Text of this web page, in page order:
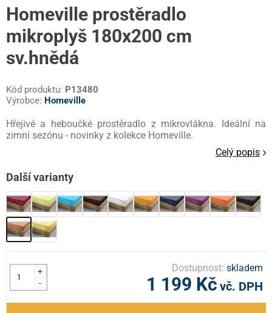
Homeville prostěradlo
mikroplyš 180x200 cm
sv.hnědá
Kód produktu: P13480
Výrobce: Homeville
Hřejivé a heboučké prostěradlo z mikrovlákna. Ideální na
zimní sezónu - novinky z kolekce Homeville.
Celý popis
Další varianty
+
-
Dostupnost:skladem
1 199 Kč vč. DPH